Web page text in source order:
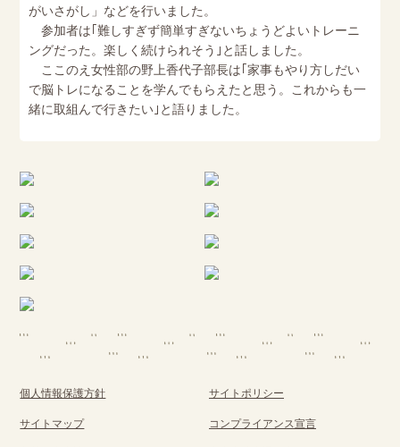
がいさがし」などを行いました。
参加者は｢難しすぎず簡単すぎないちょうどよいトレーニ
ングだった。楽しく続けられそう｣と話しました。
ここのえ女性部の野上香代子部長は｢家事もやり方しだい
で脳トレになることを学んでもらえたと思う。これからも一
緒に取組んで行きたい｣と語りました。
個人情報保護方針 サイトポリシー
サイトマップ コンプライアンス宣言